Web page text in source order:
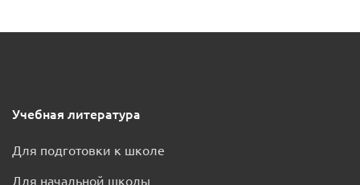
Учебная литература
Для подготовки к школе
Для начальной школы